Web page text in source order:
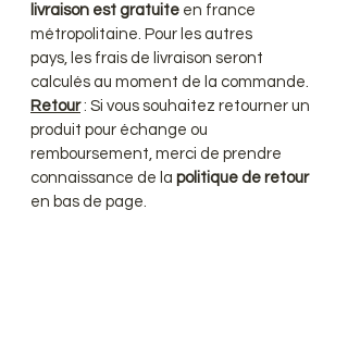
livraison est gratuite en france
métropolitaine. Pour les autres
pays, les frais de livraison seront
calculés au moment de la commande.
Retour: Si vous souhaitez retourner un
produit pour échange ou
remboursement, merci de prendre
connaissance de la politique de retour
en bas de page.